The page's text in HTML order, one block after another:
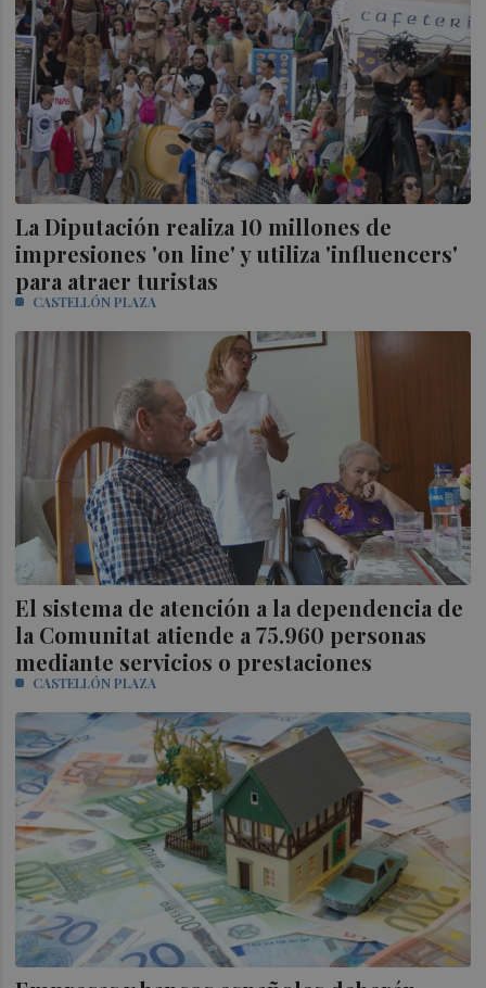
La Diputación realiza 10 millones de
impresiones 'on line' y utiliza 'influencers'
para atraer turistas
CASTELLÓN PLAZA
El sistema de atención a la dependencia de
la Comunitat atiende a 75.960 personas
mediante servicios o prestaciones
CASTELLÓN PLAZA